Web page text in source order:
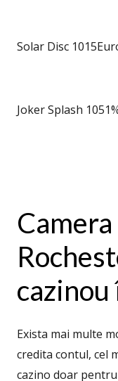
Solar Disc
Joker Splash
Exista mai multe
credita contul, cel
cazino doar